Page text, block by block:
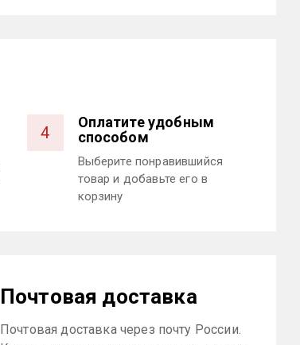
4
Оплатите удобным
способом
Выберите понравившийся
товар и добавьте его в
корзину
Почтовая доставка
Почтовая доставка через почту России.